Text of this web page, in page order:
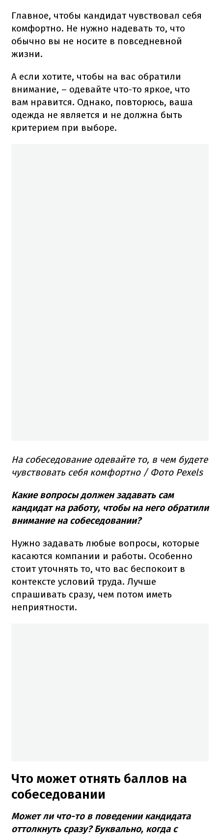
Главное, чтобы кандидат чувствовал себя
комфортно. Не нужно надевать то, что
обычно вы не носите в повседневной
жизни.
А если хотите, чтобы на вас обратили
внимание, – одевайте что-то яркое, что
вам нравится. Однако, повторюсь, ваша
одежда не является и не должна быть
критерием при выборе.
На собеседование одевайте то, в чем будете
чувствовать себя комфортно / Фото Pexels
Какие вопросы должен задавать сам
кандидат на работу, чтобы на него обратили
внимание на собеседовании?
Нужно задавать любые вопросы, которые
касаются компании и работы. Особенно
стоит уточнять то, что вас беспокоит в
контексте условий труда. Лучше
спрашивать сразу, чем потом иметь
неприятности.
Что может отнять баллов на
собеседовании
Может ли что-то в поведении кандидата
оттолкнуть сразу? Буквально, когда с